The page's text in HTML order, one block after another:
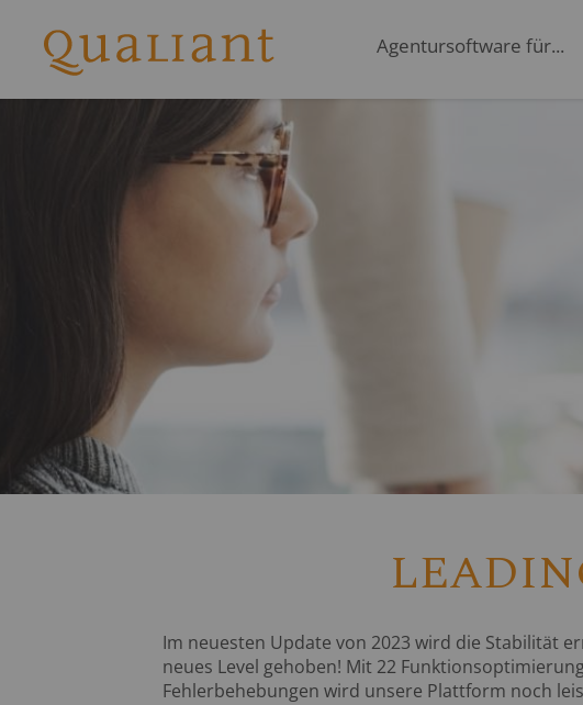
Agentursoftware für...
Im neuesten Update von 2023 wird die Stabilität
neues Level gehoben! Mit 22
Fehlerbehebungen wird unsere Plattform noch